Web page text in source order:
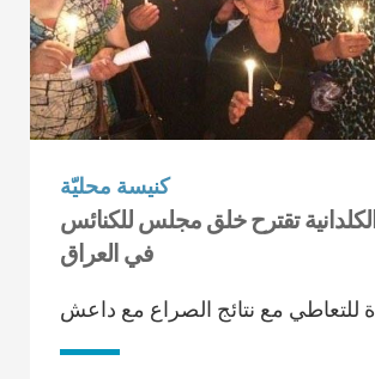
كنيسة محليّة
الكلدانية تقترح خلق مجلس للكنائس
في العراق
للتعاطي مع نتائج الصراع مع داعش